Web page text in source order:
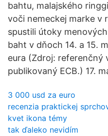
bahtu, malajského
voči nemeckej marke v
spustili útoky
baht v dňoch 14. a 15.
eura (Zdroj: referenčný
publikovaný ECB.) 17.
3 000 usd za euro
recenzia praktickej
kvet ikona témy
tak ďaleko nevidím